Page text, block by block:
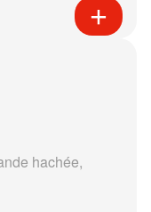
hachée,